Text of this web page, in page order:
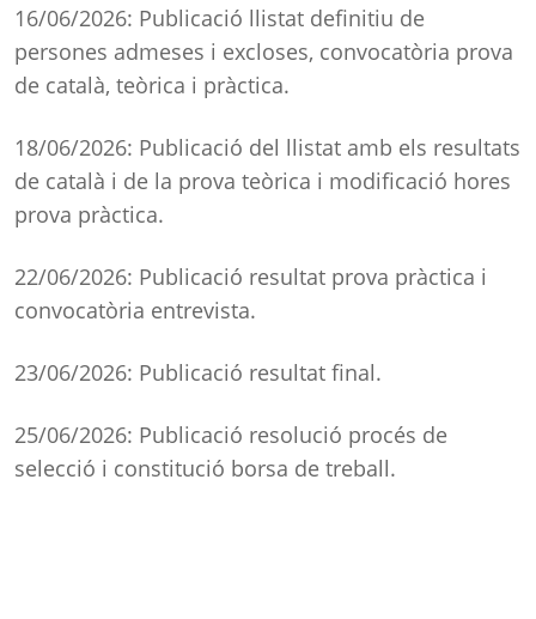
16/06/2026: Publicació llistat definitiu de
persones admeses i excloses, convocatòria prova
de català, teòrica i pràctica.
18/06/2026: Publicació del llistat amb els resultats
de català i de la prova teòrica i modificació hores
prova pràctica.
22/06/2026: Publicació resultat prova pràctica i
convocatòria entrevista.
23/06/2026: Publicació resultat final.
25/06/2026: Publicació resolució procés de
selecció i constitució borsa de treball.